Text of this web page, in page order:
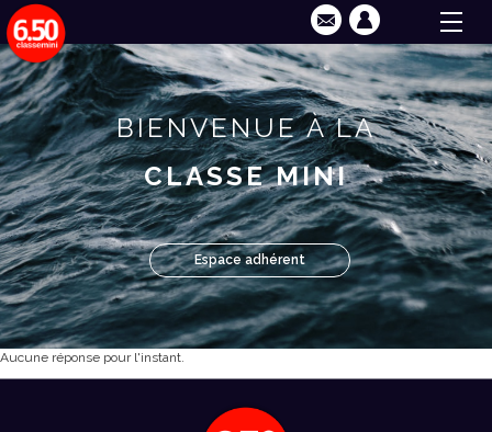
BIENVENUE À LA
CLASSE MINI
Espace adhérent
Aucune réponse pour l'instant.